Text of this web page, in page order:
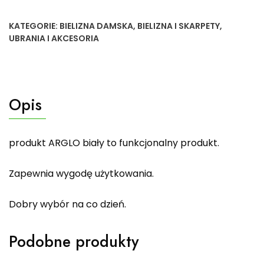
KATEGORIE: BIELIZNA DAMSKA, BIELIZNA I SKARPETY,
UBRANIA I AKCESORIA
Opis
produkt ARGLO biały to funkcjonalny produkt.
Zapewnia wygodę użytkowania.
Dobry wybór na co dzień.
Podobne produkty